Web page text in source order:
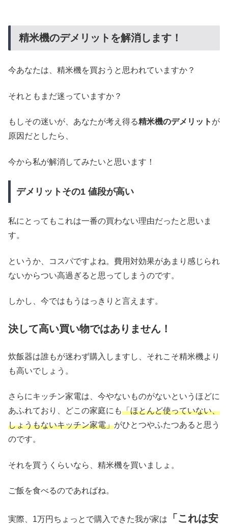
精米機のデメリットを解消します！
今あなたは、精米機を買おうと思われていますか？
それともまだ迷っていますか？
もしその迷いが、あなたが考え得る精米機のデメリット が
原因だとしたら、
今から私が解消してみたいと思います！
デメリットその1 値段が高い
私にとってもこれは一番の買わない理由だったと思いま
す。
というか、コスパですよね。費用対効果があまり感じられ
ないからつい高過ぎると思ってしまうのです。
しかし、今ではもうはっきりと言えます。
決して高い買い物ではありません！
炊飯器は誰もが迷わず購入しますし、それこそ精米機より
も高いでしょう。
さらにキッチン家電は、今やないものがないというほどに
あふれており、どこの家庭にも「ほとんど使っていない、
しょうもないキッチン家電」がひとつやふたつあると思う
のです。
それを買うくらいなら、精米機を買いましょ。
ご飯を食べるのであればね。
実際、1万円ちょっとで購入できた我が家は 「これは安